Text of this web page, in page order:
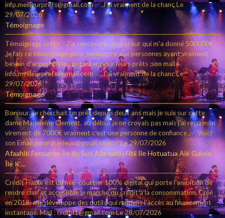
info.meilleurprets@gmail.com ✅.J'ai vraiment de la chancLe
29/07/2026
Témoignage
Témoignage prêt✅- J'ai rencontré un prêteur qui m'a donné 500000€
,je fais ce témoignage pour permettre aux personnes ayant vraiment
besoin d'argent de le contacter pour leurs prêts ;son mail :
info.meilleurprets@gmail.com ✅.J'ai vraiment de la chancLe
29/07/2026
Témoignage
Bonjour. Je cherchait un prêt depuis deux ans mais je suis sur cette
dame Madeleine Clement, au début je ne croyais pas mais j'ai reçu mon
virement de 7000€ vraiment c’est une personne de confiance ,✅ Voici
son Email:gerardserieux@gmail.com ✅Le 29/07/2026
Afaahiti Fenuaroa Île du Sud Afareaitu Fitii Ile Hotuatua Aié Gaioio
Île K ...
Crédit Fiable est un néo-courtier 100% digital qui porte l’ambition de
rendre clair et accessible le marché du crédit à la consommation. Créé
en 2018, elle développe des outils qui rendent l’accès au financement
instantané. Mail : crdfbl1@gmail.comLe 28/07/2026